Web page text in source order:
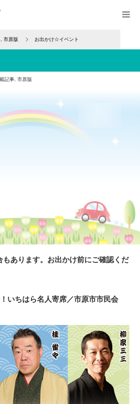
市原版 お出かけ☆イベント
記事 市原版
あります。お出かけ前にご確認くだ
いちはら名人寄席／市原市市民会